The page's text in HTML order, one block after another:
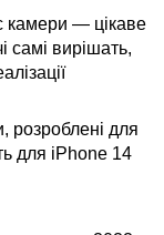
камери — цікаве
самі вирішать,
розроблені для
для iPhone 14